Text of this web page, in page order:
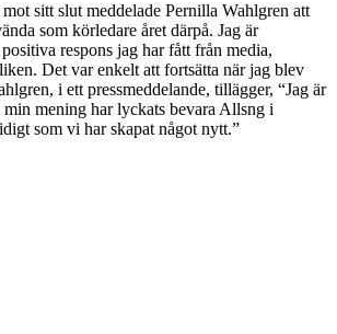
sitt slut meddelade Pernilla Wahlgren att
som körledare året därpå. Jag är
respons jag har fått från media,
Det var enkelt att fortsätta när jag blev
i ett pressmeddelande, tillägger, “Jag är
mening har lyckats bevara Allsng i
som vi har skapat något nytt.”